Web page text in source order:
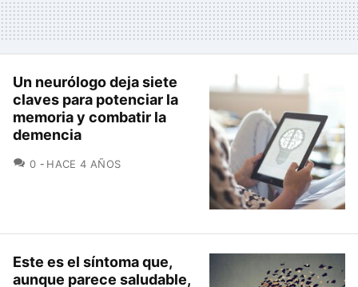
Un neurólogo deja siete
claves para potenciar la
memoria y combatir la
demencia
0 COMENTARIOS
HACE 4 AÑOS
Este es el síntoma que,
aunque parece saludable,